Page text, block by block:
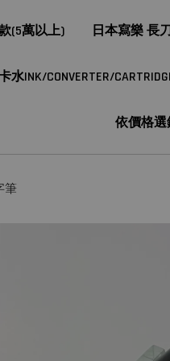
(5萬以上) 日本寫樂 長
INK/CONVERTER/
依價格選
筆